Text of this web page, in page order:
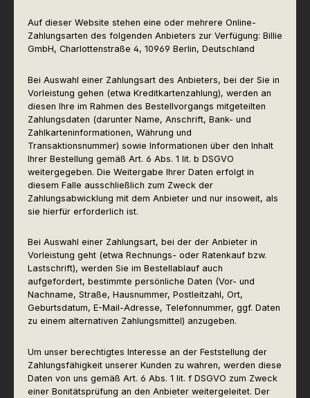
Auf dieser Website stehen eine oder mehrere Online-
Zahlungsarten des folgenden Anbieters zur Verfügung: Billie
GmbH, Charlottenstraße 4, 10969 Berlin, Deutschland
Bei Auswahl einer Zahlungsart des Anbieters, bei der Sie in
Vorleistung gehen (etwa Kreditkartenzahlung), werden an
diesen Ihre im Rahmen des Bestellvorgangs mitgeteilten
Zahlungsdaten (darunter Name, Anschrift, Bank- und
Zahlkarteninformationen, Währung und
Transaktionsnummer) sowie Informationen über den Inhalt
Ihrer Bestellung gemäß Art. 6 Abs. 1 lit. b DSGVO
weitergegeben. Die Weitergabe Ihrer Daten erfolgt in
diesem Falle ausschließlich zum Zweck der
Zahlungsabwicklung mit dem Anbieter und nur insoweit, als
sie hierfür erforderlich ist.
Bei Auswahl einer Zahlungsart, bei der der Anbieter in
Vorleistung geht (etwa Rechnungs- oder Ratenkauf bzw.
Lastschrift), werden Sie im Bestellablauf auch
aufgefordert, bestimmte persönliche Daten (Vor- und
Nachname, Straße, Hausnummer, Postleitzahl, Ort,
Geburtsdatum, E-Mail-Adresse, Telefonnummer, ggf. Daten
zu einem alternativen Zahlungsmittel) anzugeben.
Um unser berechtigtes Interesse an der Feststellung der
Zahlungsfähigkeit unserer Kunden zu wahren, werden diese
Daten von uns gemäß Art. 6 Abs. 1 lit. f DSGVO zum Zweck
einer Bonitätsprüfung an den Anbieter weitergeleitet. Der